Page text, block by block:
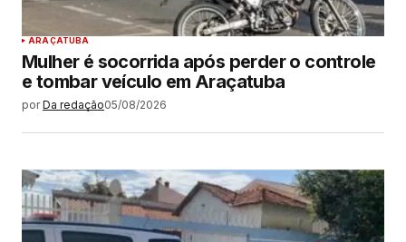
ARAÇATUBA
Mulher é socorrida após perder o controle
e tombar veículo em Araçatuba
por Da redação05/08/2026